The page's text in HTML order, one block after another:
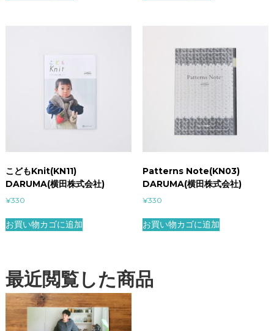
こどもKnit(KN11)
DARUMA(横田株式会社)
¥330
お買い物カゴに追加
Patterns Note(KN03)
DARUMA(横田株式会社)
¥330
お買い物カゴに追加
最近閲覧した商品